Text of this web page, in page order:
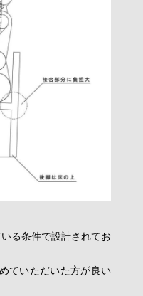
る条件で設計されてお
ていただいた方が良い